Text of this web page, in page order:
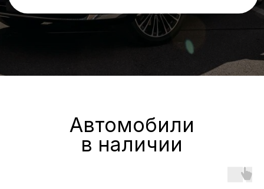
SERES M7 — ваш идеальный спутник в
повседневных поездках и путешествиях.
Здесь всё сделано для удобства
водителя и пассажиров — от